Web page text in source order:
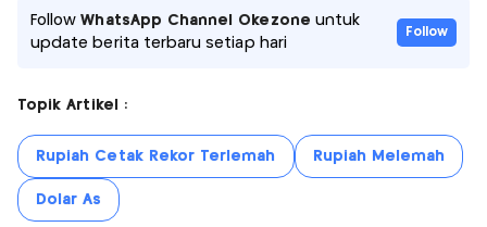
FollowWhatsApp Channel Okezone untuk
update berita terbaru setiap hari
Follow
Topik Artikel :
Rupiah Cetak Rekor Terlemah Rupiah Melemah
Dolar As